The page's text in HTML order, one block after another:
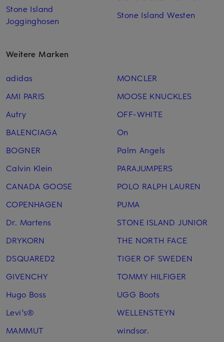
Stone Island
Jogginghosen
Stone Island Westen
Weitere Marken
adidas
AMI PARIS
Autry
BALENCIAGA
BOGNER
Calvin Klein
CANADA GOOSE
COPENHAGEN
Dr. Martens
DRYKORN
DSQUARED2
GIVENCHY
Hugo Boss
Levi's®
MAMMUT
MONCLER
MOOSE KNUCKLES
OFF-WHITE
On
Palm Angels
PARAJUMPERS
POLO RALPH LAUREN
PUMA
STONE ISLAND JUNIOR
THE NORTH FACE
TIGER OF SWEDEN
TOMMY HILFIGER
UGG Boots
WELLENSTEYN
windsor.